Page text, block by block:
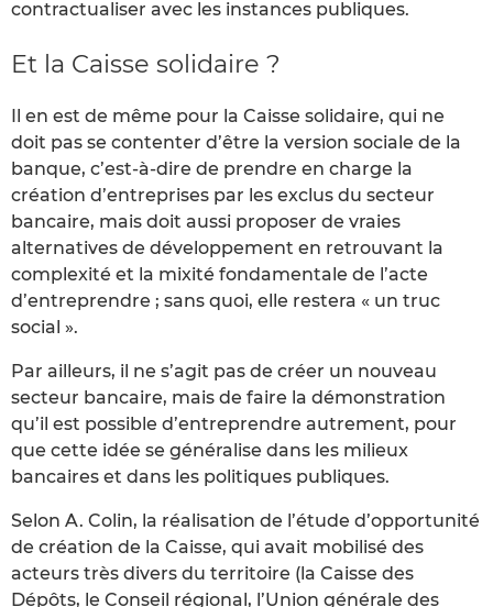
contractualiser avec les instances publiques.
Et la Caisse solidaire ?
Il en est de même pour la Caisse solidaire, qui ne
doit pas se contenter d’être la version sociale de la
banque, c’est-à-dire de prendre en charge la
création d’entreprises par les exclus du secteur
bancaire, mais doit aussi proposer de vraies
alternatives de développement en retrouvant la
complexité et la mixité fondamentale de l’acte
d’entreprendre ; sans quoi, elle restera « un truc
social ».
Par ailleurs, il ne s’agit pas de créer un nouveau
secteur bancaire, mais de faire la démonstration
qu’il est possible d’entreprendre autrement, pour
que cette idée se généralise dans les milieux
bancaires et dans les politiques publiques.
Selon A. Colin, la réalisation de l’étude d’opportunité
de création de la Caisse, qui avait mobilisé des
acteurs très divers du territoire (la Caisse des
Dépôts, le Conseil régional, l’Union générale des